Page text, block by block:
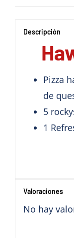
Descripción
Pizza
de
5
1
Valoraciones
No hay